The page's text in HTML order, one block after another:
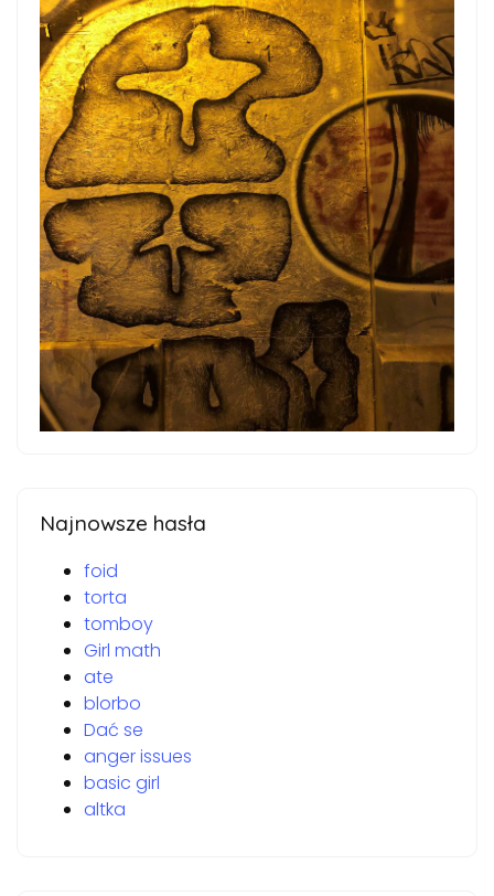
Najnowsze hasła
foid
torta
tomboy
Girl math
ate
blorbo
Dać se
anger issues
basic girl
altka